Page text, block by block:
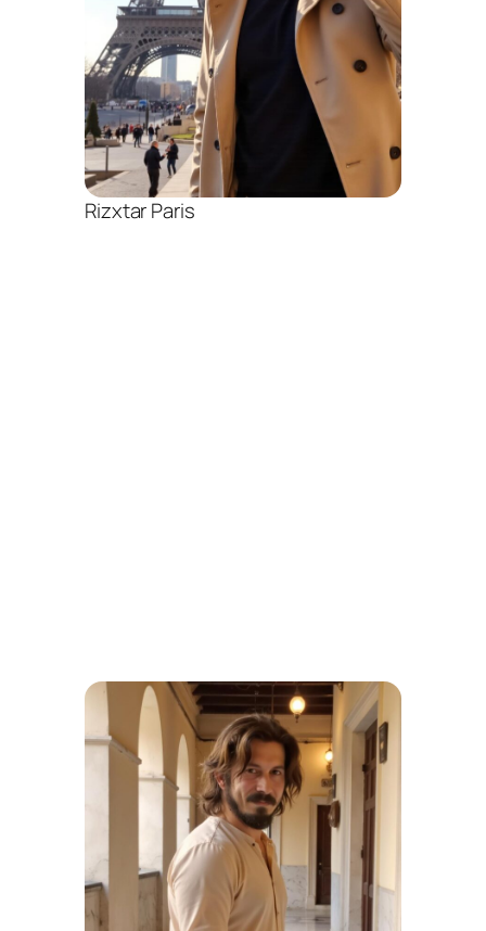
Rizxtar Paris